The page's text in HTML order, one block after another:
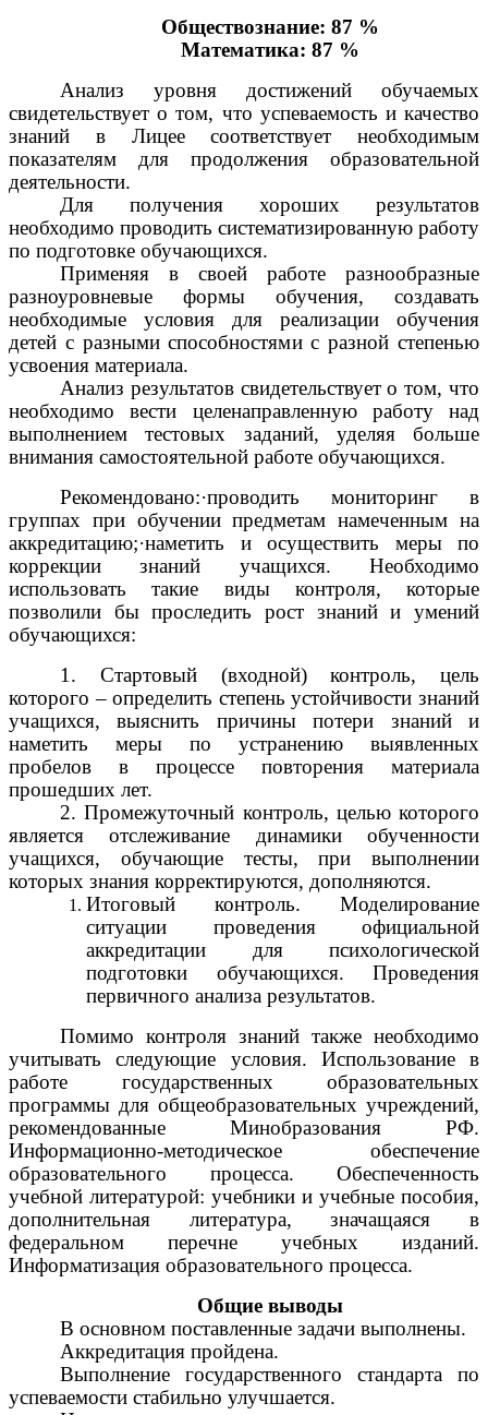
Обществознание: 87 %
Математика: 87 %
Анализ уровня достижений обучаемых
свидетельствует о том, что успеваемость и качество
знаний в Лицее соответствует необходимым
показателям для продолжения образовательной
деятельности.
Для получения хороших результатов
необходимо проводить систематизированную работу
по подготовке обучающихся.
Применяя в своей работе разнообразные
разноуровневые формы обучения, создавать
необходимые условия для реализации обучения
детей с разными способностями с разной степенью
усвоения материала.
Анализ результатов свидетельствует о том, что
необходимо вести целенаправленную работу над
выполнением тестовых заданий, уделяя больше
внимания самостоятельной работе обучающихся.
Рекомендовано:·проводить мониторинг в
группах при обучении предметам намеченным на
аккредитацию;·наметить и осуществить меры по
коррекции знаний учащихся. Необходимо
использовать такие виды контроля, которые
позволили бы проследить рост знаний и умений
обучающихся:
1. Стартовый (входной) контроль, цель
которого – определить степень устойчивости знаний
учащихся, выяснить причины потери знаний и
наметить меры по устранению выявленных
пробелов в процессе повторения материала
прошедших лет.
2. Промежуточный контроль, целью которого
является отслеживание динамики обученности
учащихся, обучающие тесты, при выполнении
которых знания корректируются, дополняются.
Итоговый контроль. Моделирование
ситуации проведения официальной
аккредитации для психологической
подготовки обучающихся. Проведения
первичного анализа результатов.
Помимо контроля знаний также необходимо
учитывать следующие условия. Использование в
работе государственных образовательных
программы для общеобразовательных учреждений,
рекомендованные Минобразования РФ.
Информационно-методическое обеспечение
образовательного процесса. Обеспеченность
учебной литературой: учебники и учебные пособия,
дополнительная литература, значащаяся в
федеральном перечне учебных изданий.
Информатизация образовательного процесса.
Общие выводы
В основном поставленные задачи выполнены.
Аккредитация пройдена.
Выполнение государственного стандарта по
успеваемости стабильно улучшается.